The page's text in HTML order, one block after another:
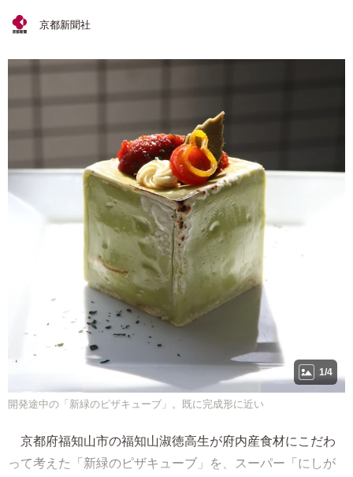
京都新聞社
1/4
開発途中の「新緑のピザキューブ」。既に完成形に近い
京都府福知山市の福知山淑徳高生が府内産食材にこだわ
って考えた「新緑のピザキューブ」を、スーパー「にしが